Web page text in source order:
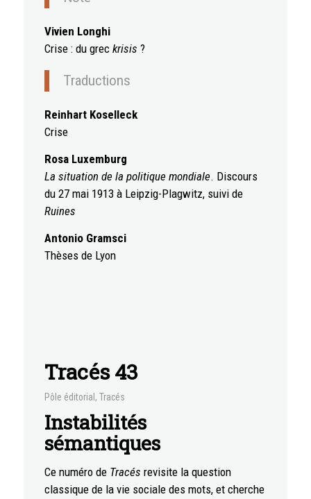
Vivien Longhi
Crise : du grec krisis ?
Traductions
Reinhart Koselleck
Crise
Rosa Luxemburg
La situation de la politique mondiale. Discours
du 27 mai 1913 à Leipzig-Plagwitz, suivi de
Ruines
Antonio Gramsci
Thèses de Lyon
Tracés 43
Pôle éditorial , Tracés
Instabilités
sémantiques
Ce numéro de Tracés revisite la question
classique de la vie sociale des mots, et cherche